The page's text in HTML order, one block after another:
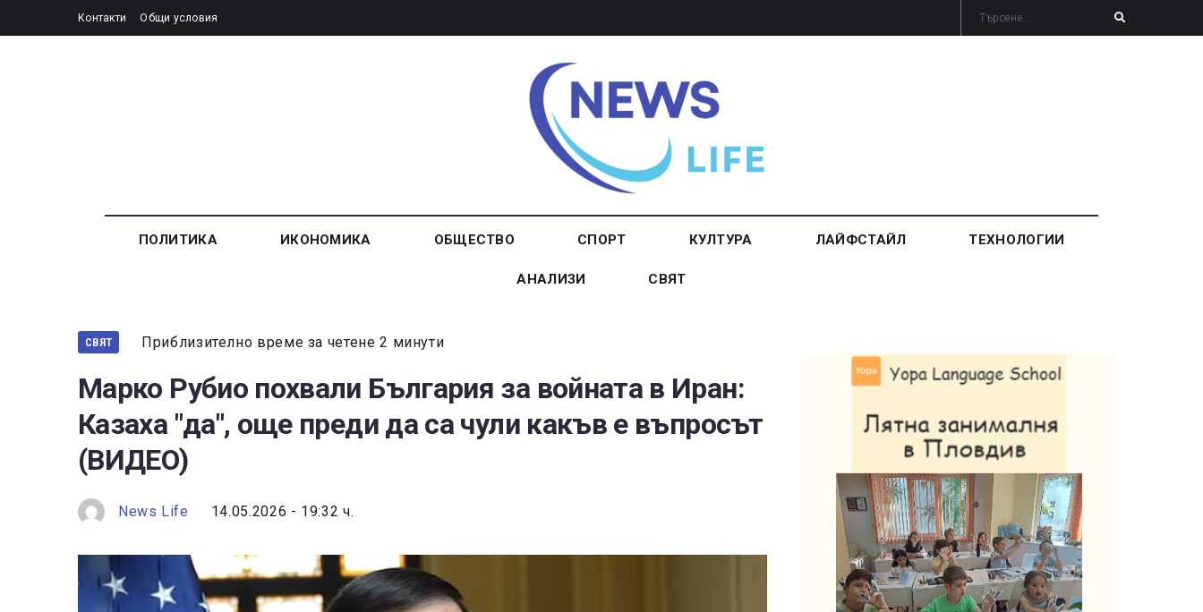
Контакти Общи условия
ПОЛИТИКА ИКОНОМИКА ОБЩЕСТВО СПОРТ КУЛТУРА ЛАЙФСТАЙЛ ТЕХНОЛОГИИ
АНАЛИЗИ СВЯТ
СВЯТ Приблизително време за четене 2 минути
Марко Рубио похвали България за войната в Иран:
Казаха "да", още преди да са чули какъв е въпросът
(ВИДЕО)
News Life 14.05.2026 - 19:32 ч.